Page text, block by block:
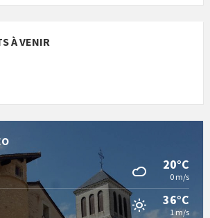
À VENIR
20°C
0 m/s
36°C
1 m/s